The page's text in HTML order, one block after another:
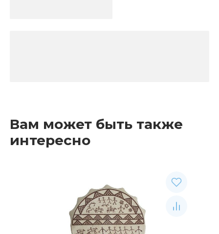
Вам может быть также
интересно